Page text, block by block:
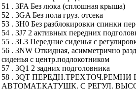
51 . 3FA Без люка (сплошная крыша)
52 . 3GA Без пола груз. отсека
53 . 3H0 Без разблокировки спинки
54 . 3J7 2 активных передних
55 . 3L3 Передние сиденья с
56 . 3NW Откидная, асимметрично
сиденья с центр.подлокотником
57 . 3Q1 2 задних подголовника
58 . 3QT ПЕРЕДН.ТРЕХТОЧ.РЕМНИ
АВТОМАТ.КАТУШК. С РЕГУЛ.